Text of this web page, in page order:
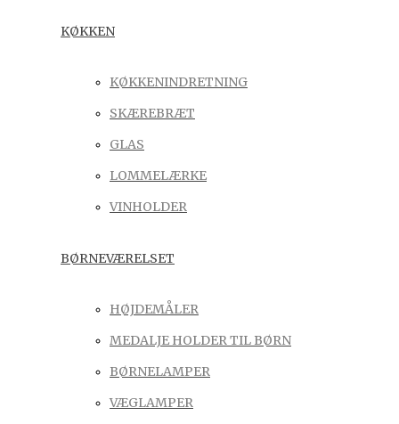
KØKKEN
KØKKENINDRETNING
SKÆREBRÆT
GLAS
LOMMELÆRKE
VINHOLDER
BØRNEVÆRELSET
HØJDEMÅLER
MEDALJE HOLDER TIL BØRN
BØRNELAMPER
VÆGLAMPER